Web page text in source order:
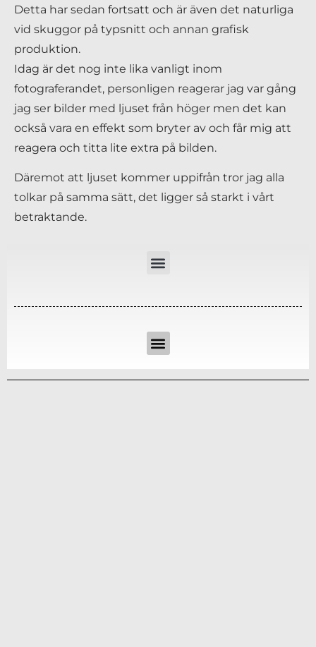
Detta har sedan fortsatt och är även det naturliga
vid skuggor på typsnitt och annan grafisk
produktion.
Idag är det nog inte lika vanligt inom
fotograferandet, personligen reagerar jag var gång
jag ser bilder med ljuset från höger men det kan
också vara en effekt som bryter av och får mig att
reagera och titta lite extra på bilden.
Däremot att ljuset kommer uppifrån tror jag alla
tolkar på samma sätt, det ligger så starkt i vårt
betraktande.